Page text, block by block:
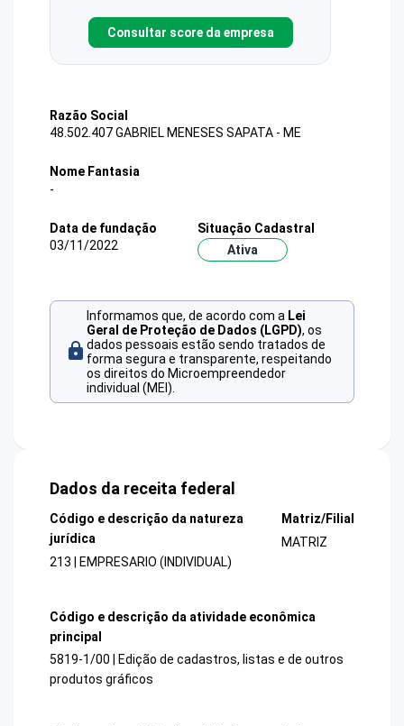
Consultar score da empresa
Razão Social
48.502.407 GABRIEL MENESES SAPATA - ME
Nome Fantasia
-
Data de fundação
03/11/2022
Situação Cadastral
Ativa
Informamos que, de acordo com a Lei
Geral de Proteção de Dados (LGPD), os
dados pessoais estão sendo tratados de
forma segura e transparente, respeitando
os direitos do Microempreendedor
individual (MEI).
Dados da receita federal
Código e descrição da natureza
jurídica
213 | EMPRESARIO (INDIVIDUAL)
Matriz/Filial
MATRIZ
Código e descrição da atividade econômica
principal
5819-1/00 | Edição de cadastros, listas e de outros
produtos gráficos